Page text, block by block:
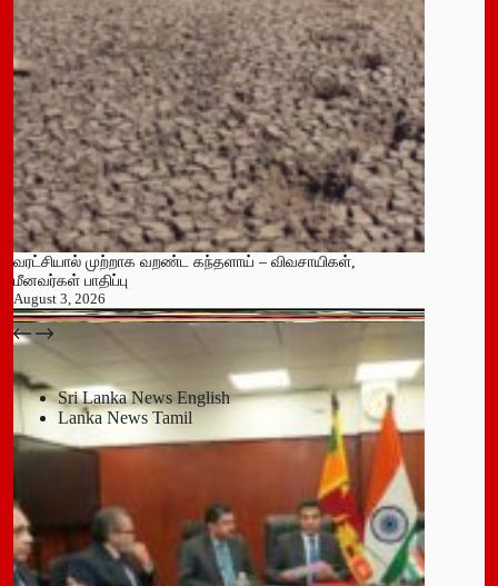
வரட்சியால் முற்றாக வறண்ட கந்தளாய் – விவசாயிகள்,
மீனவர்கள் பாதிப்பு
August 3, 2026
பதுளை மாநகர சபையின் NPP உறுப்பினர் திடீர் ராஜினாமா!
July 14, 2026
Sri Lanka News English
Lanka News Tamil
Leave a Reply